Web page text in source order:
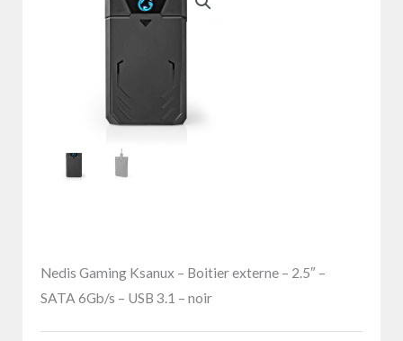
Nedis Gaming Ksanux – Boitier externe – 2.5″ –
SATA 6Gb/s – USB 3.1 – noir